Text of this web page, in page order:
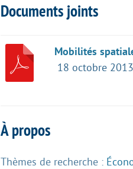
Documents joints
Mobilités
18 octobre 2013
À propos
Thèmes de recherche :